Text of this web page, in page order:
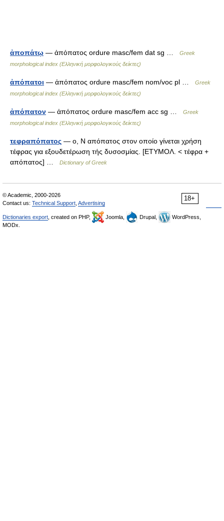
ἀποπάτῳ — ἀπόπατος ordure masc/fem dat sg …
Greek
morphological index (Ελληνική μορφολογικούς δείκτες)
ἀπόπατοι — ἀπόπατος ordure masc/fem nom/voc pl …
Greek
morphological index (Ελληνική μορφολογικούς δείκτες)
ἀπόπατον — ἀπόπατος ordure masc/fem acc sg …
Greek
morphological index (Ελληνική μορφολογικούς δείκτες)
τεφραπόπατος — ο, Ν απόπατος στον οποίο γίνεται χρήση
τέφρας για εξουδετέρωση τής δυσοσμίας. [ΕΤΥΜΟΛ. < τέφρα +
απόπατος] …
Dictionary of Greek
18+
© Academic, 2000-2026
Contact us: Technical Support Advertising
Dictionaries export , created on PHP, Joomla, Drupal,
WordPress,
MODx.